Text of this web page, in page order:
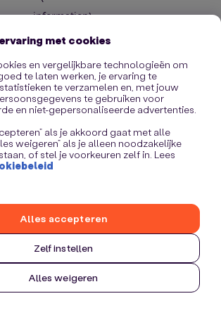
information).
met cookies
en vergelijkbare technologieën om
te laten werken, je ervaring te
te verzamelen en, met jouw
te gebruiken voor
en niet-gepersonaliseerde advertenties.
als je akkoord gaat met alle
weigeren” als je alleen noodzakelijke
of stel je voorkeuren zelf in. Lees
Zelf instellen
Alles weigeren
Alles accepteren